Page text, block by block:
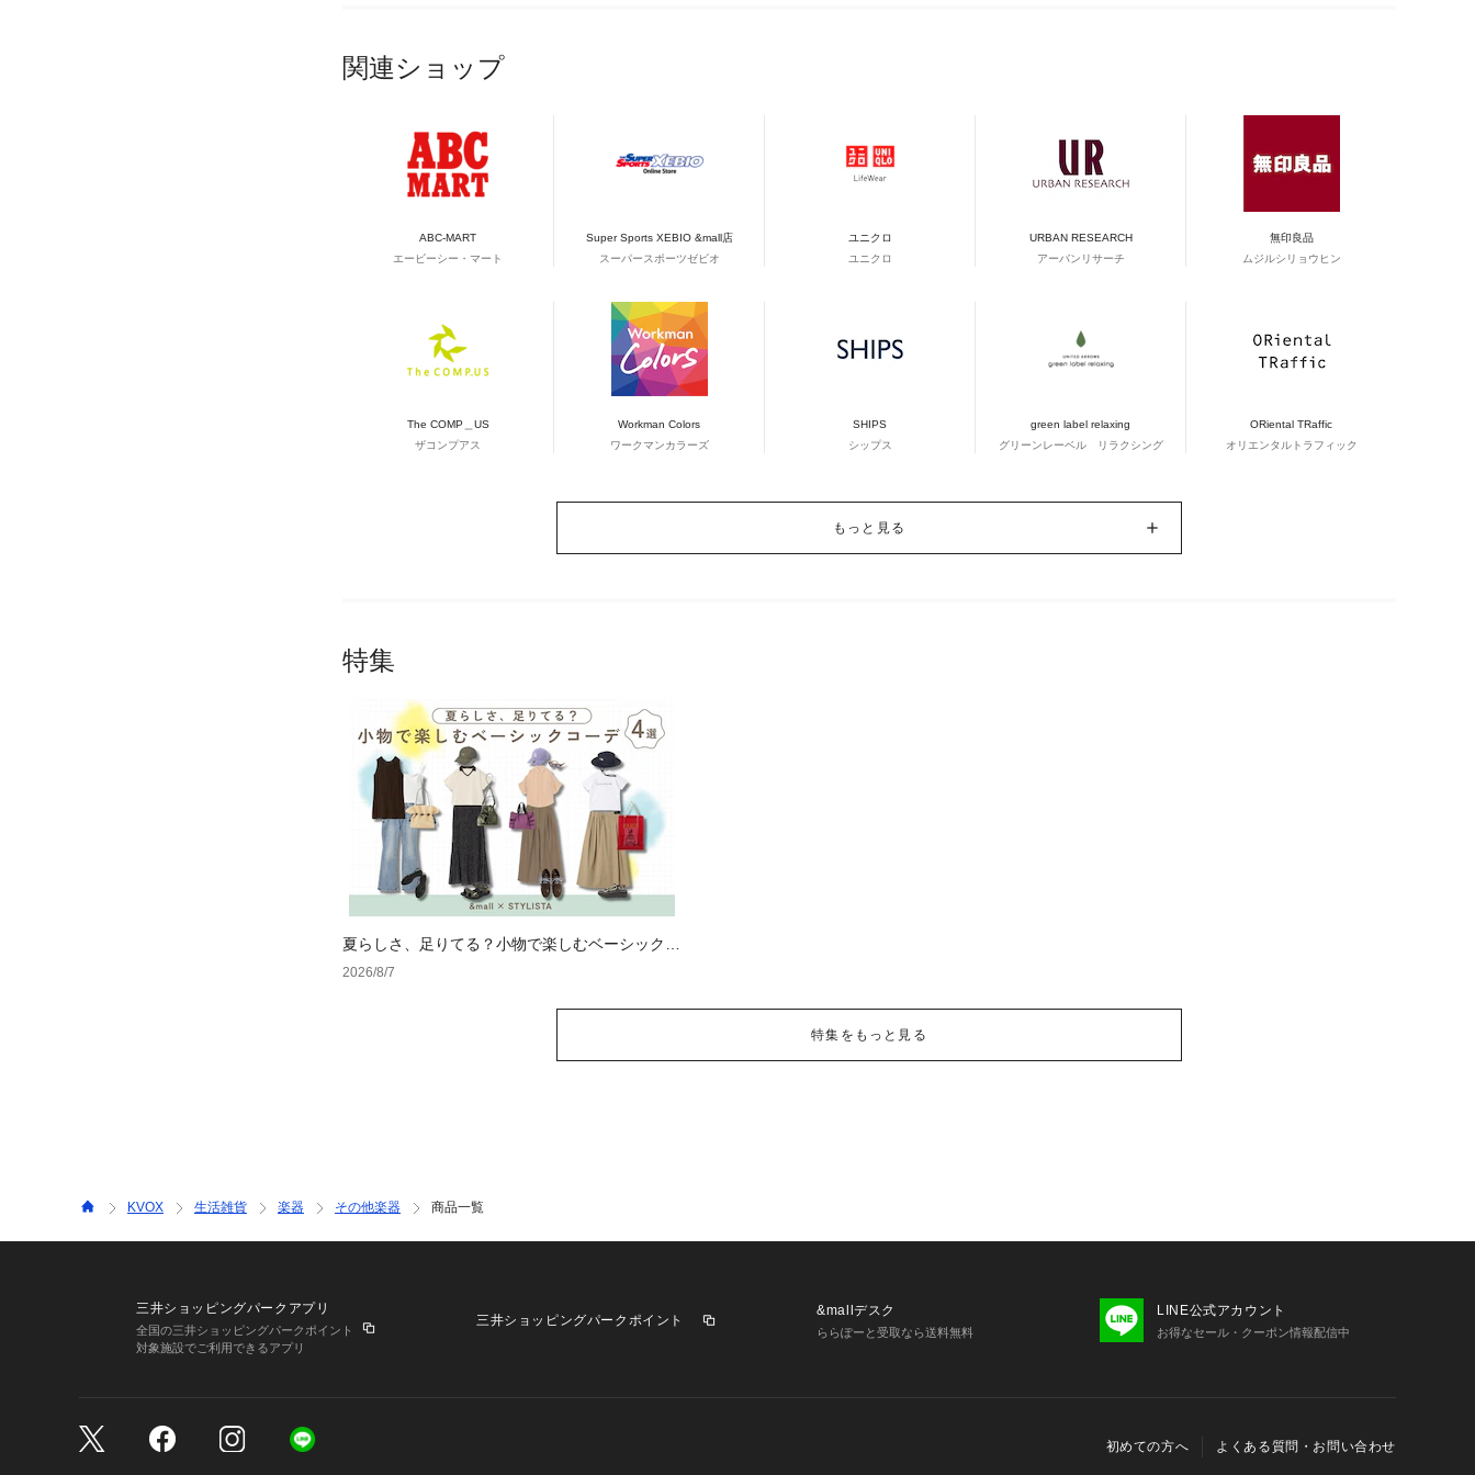
関連ショップ
ABC-MART
エービーシー・マート
Super Sports XEBIO &mall店
スーパースポーツゼビオ
ユニクロ
ユニクロ
URBAN RESEARCH
アーバンリサーチ
無印良品
ムジルシリョウヒン
The COMP＿US
ザコンプアス
Workman Colors
ワークマンカラーズ
SHIPS
シップス
green label relaxing
グリーンレーベル リラクシング
ORiental TRaffic
オリエンタルトラフィック
もっと見る
特集
夏らしさ、足りてる？小物で楽しむベーシックコ
ーデ4選
2026/8/7
特集をもっと見る
KVOX 生活雑貨 楽器 その他楽器 商品一覧
三井ショッピングパークアプリ
全国の三井ショッピングパークポイント
対象施設でご利用できるアプリ
三井ショッピングパークポイント
&mallデスク
ららぽーと受取なら送料無料
LINE公式アカウント
お得なセール・クーポン情報配信中
初めての方へ よくある質問・お問い合わせ